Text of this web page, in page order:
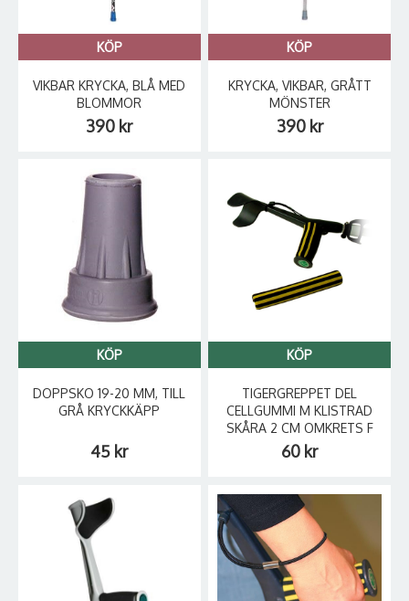
KÖP
VIKBAR KRYCKA, BLÅ MED
BLOMMOR
390 kr
KÖP
KRYCKA, VIKBAR, GRÅTT
MÖNSTER
390 kr
KÖP
DOPPSKO 19-20 MM, TILL
GRÅ KRYCKKÄPP
45 kr
KÖP
TIGERGREPPET DEL
CELLGUMMI M KLISTRAD
SKÅRA 2 CM OMKRETS F
60 kr